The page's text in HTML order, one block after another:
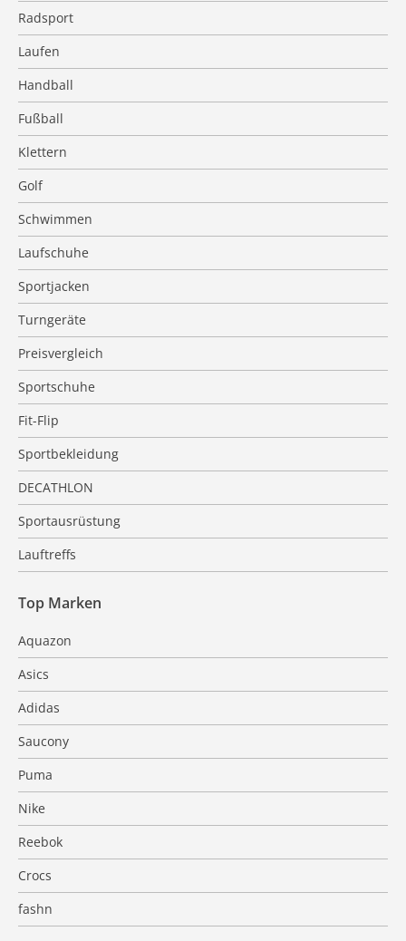
Radsport
Laufen
Handball
Fußball
Klettern
Golf
Schwimmen
Laufschuhe
Sportjacken
Turngeräte
Preisvergleich
Sportschuhe
Fit-Flip
Sportbekleidung
DECATHLON
Sportausrüstung
Lauftreffs
Top Marken
Aquazon
Asics
Adidas
Saucony
Puma
Nike
Reebok
Crocs
fashn